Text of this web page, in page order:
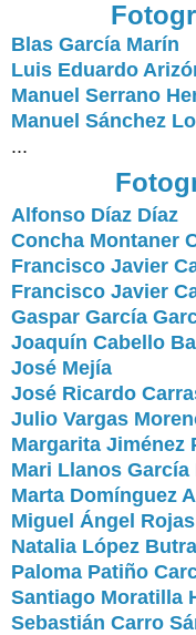
Blas García Marín
Luis Eduardo
Manuel Serrano
Manuel Sánchez
...
Alfonso Díaz Díaz
Concha Montaner
Francisco Javier
Francisco Javier
Gaspar García
Joaquín Cabello
José Mejía
José Ricardo
Julio Vargas
Margarita Jiménez
Mari Llanos García
Marta Domínguez
Miguel Ángel
Natalia López
Paloma Patiño
Santiago Moratilla
Sebastián Carro